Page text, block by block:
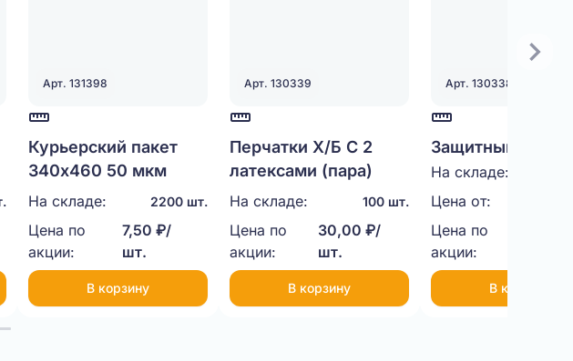
Арт. 131398
Курьерский пакет
340х460 50 мкм
На складе: 2200 шт.
Цена по
акции:
7,50 ₽/
шт.
В корзину
Арт. 130339
Перчатки Х/Б С 2
латексами (пара)
На складе: 100 шт.
Цена по
акции:
30,00 ₽/
шт.
В корзину
Арт. 130338
Защитный
картона
(50Х50Х1000)
На складе:
Цена от:
Цена по
акции:
В корзину